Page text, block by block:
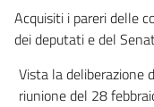
Acquisiti i pareri delle
dei deputati e del
Vista la deliberazione
riunione del 28